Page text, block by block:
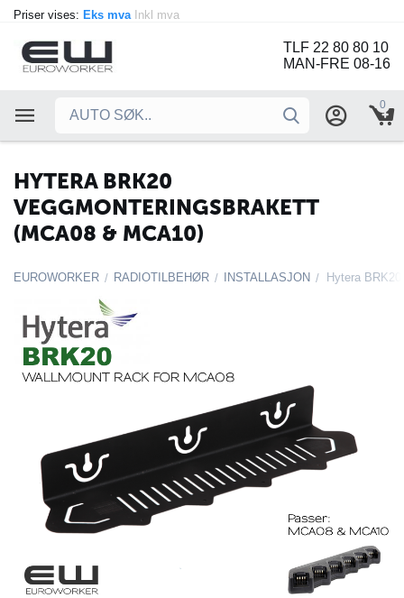
Priser vises: Eks mva Inkl mva
TLF 22 80 80 10
MAN-FRE 08-16
0
HYTERA BRK20
VEGGMONTERINGSBRAKETT
(MCA08 & MCA10)
EUROWORKER / RADIOTILBEHØR / INSTALLASJON /